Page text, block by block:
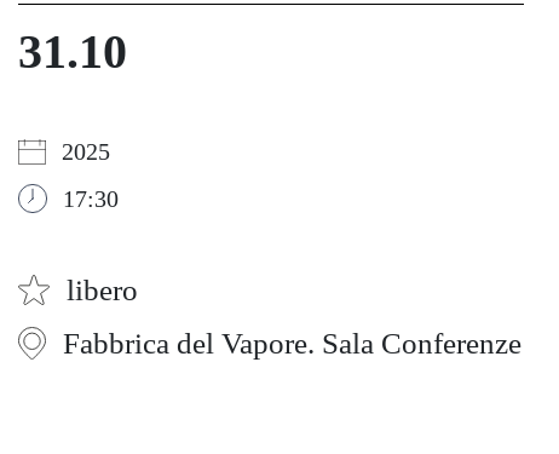
31.10
2025
17:30
libero
Fabbrica del Vapore. Sala Conferenze